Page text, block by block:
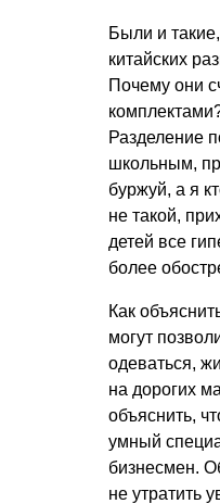
Были и
китайских
Почему они
Разделение
школьным,
буржуй, а я
не такой,
детей все
более
Как
могут
одеваться,
на дорогих
объяснить,
умный
бизнесмен.
не утратить